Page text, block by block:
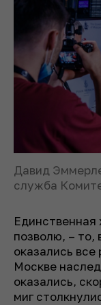
Давид
служба
позволю, – то,
оказались все
Москве
оказались,
миг